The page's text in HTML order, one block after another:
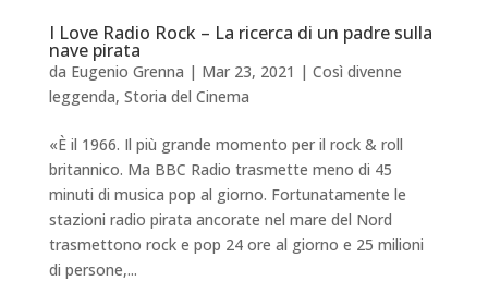
I Love Radio Rock – La ricerca di un padre sulla
nave pirata
da Eugenio Grenna | Mar 23, 2021 | Così divenne
leggenda, Storia del Cinema
«È il 1966. Il più grande momento per il rock & roll
britannico. Ma BBC Radio trasmette meno di 45
minuti di musica pop al giorno. Fortunatamente le
stazioni radio pirata ancorate nel mare del Nord
trasmettono rock e pop 24 ore al giorno e 25 milioni
di persone,...